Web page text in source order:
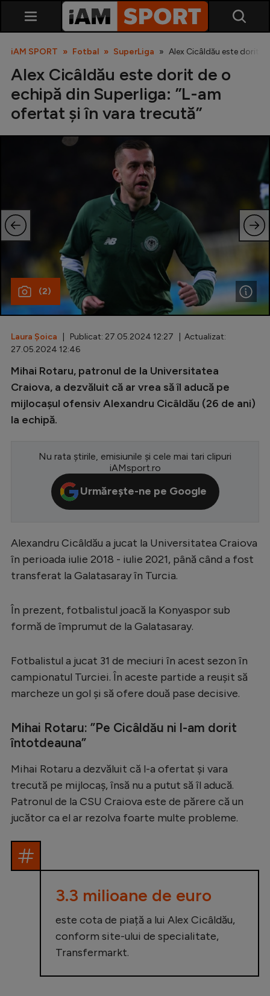
SuperLiga
Cupa României
Echipa Națională
Fotbal feminin
Special
Diverse
Inedit
Conference League
CM 2026
Premier League
Serie A
Bundesliga
Campionate
EURO 2024
Stranieri
Tenis
Handbal
Natație
Gimnastică
Auto
Ciclism
Alte sporturi
JO 2024
iAM SPORT Fotbal SuperLiga Alex Cicâldău este dorit
Alex Cicâldău este dorit de o
echipă din Superliga: ”L-am
ofertat și în vara trecută”
(2)
Laura Șoica | Publicat: 27.05.2024 12:27 | Actualizat:
27.05.2024 12:46
Mihai Rotaru, patronul de la Universitatea
Craiova, a dezvăluit că ar vrea să îl aducă pe
mijlocașul ofensiv Alexandru Cicâldău (26 de ani)
la echipă.
Nu rata știrile, emisiunile și cele mai tari clipuri
iAMsport.ro
Urmărește-ne pe Google
Alexandru Cicâldău a jucat la Universitatea Craiova
în perioada iulie 2018 - iulie 2021, până când a fost
transferat la Galatasaray în Turcia.
În prezent, fotbalistul joacă la Konyaspor sub
formă de împrumut de la Galatasaray.
Fotbalistul a jucat 31 de meciuri în acest sezon în
campionatul Turciei. În aceste partide a reușit să
marcheze un gol și să ofere două pase decisive.
Mihai Rotaru: ”Pe Cicâldău ni l-am dorit
întotdeauna”
Mihai Rotaru a dezvăluit că l-a ofertat și vara
trecută pe mijlocaș, însă nu a putut să îl aducă.
Patronul de la CSU Craiova este de părere că un
jucător ca el ar rezolva foarte multe probleme.
3.3 milioane de euro
este cota de piață a lui Alex Cicâldău,
conform site-ului de specialitate,
Transfermarkt.